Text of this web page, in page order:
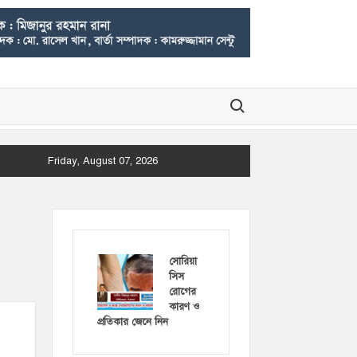
Search for:
Friday, August 07, 2026
সোরিয়া
সিস
রোগের
কারণ ও
প্রতিকার জেনে নিন